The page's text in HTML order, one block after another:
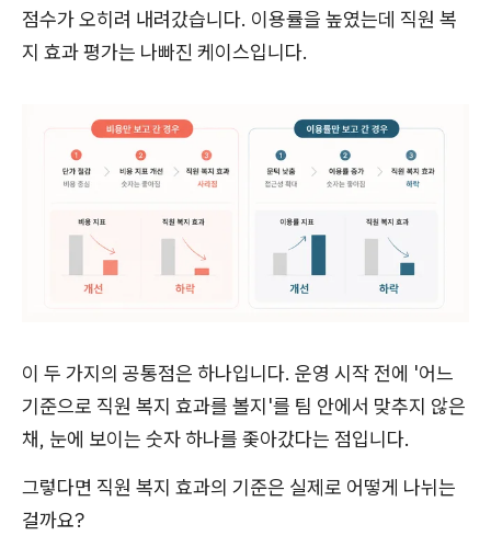
점수가 오히려 내려갔습니다. 이용률을 높였는데 직원 복
지 효과 평가는 나빠진 케이스입니다.
이 두 가지의 공통점은 하나입니다. 운영 시작 전에 '어느
기준으로 직원 복지 효과를 볼지'를 팀 안에서 맞추지 않은
채, 눈에 보이는 숫자 하나를 좇아갔다는 점입니다.
그렇다면 직원 복지 효과의 기준은 실제로 어떻게 나뉘는
걸까요?